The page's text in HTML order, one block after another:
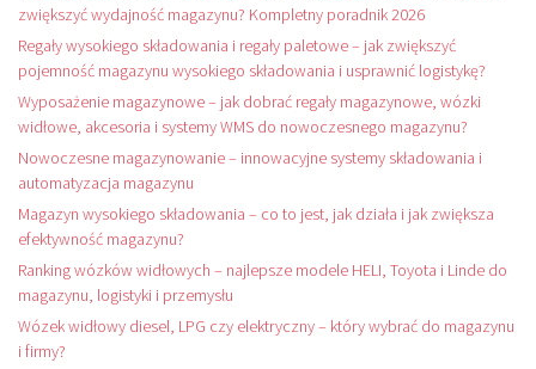
zwiększyć wydajność magazynu? Kompletny poradnik 2026
Regały wysokiego składowania i regały paletowe – jak zwiększyć
pojemność magazynu wysokiego składowania i usprawnić logistykę?
Wyposażenie magazynowe – jak dobrać regały magazynowe, wózki
widłowe, akcesoria i systemy WMS do nowoczesnego magazynu?
Nowoczesne magazynowanie – innowacyjne systemy składowania i
automatyzacja magazynu
Magazyn wysokiego składowania – co to jest, jak działa i jak zwiększa
efektywność magazynu?
Ranking wózków widłowych – najlepsze modele HELI, Toyota i Linde do
magazynu, logistyki i przemysłu
Wózek widłowy diesel, LPG czy elektryczny – który wybrać do magazynu
i firmy?